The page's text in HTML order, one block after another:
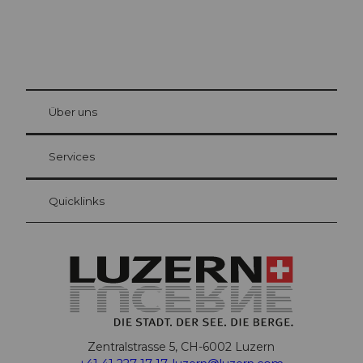
Gästekarte Luzern
Ihre Vorteile als Übernachtungsgast
at Bre
Über uns
Services
Quicklinks
Zentralstrasse 5, CH-6002 Luzern